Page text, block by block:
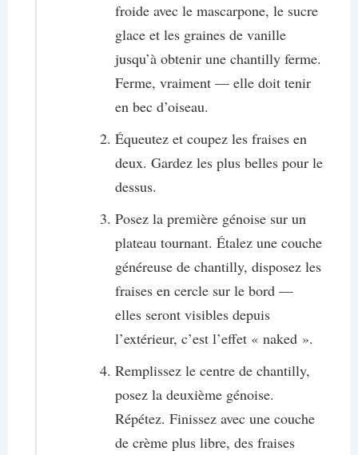
froide avec le mascarpone, le sucre
glace et les graines de vanille
jusqu’à obtenir une chantilly ferme.
Ferme, vraiment — elle doit tenir
en bec d’oiseau.
Équeutez et coupez les fraises en
deux. Gardez les plus belles pour le
dessus.
Posez la première génoise sur un
plateau tournant. Étalez une couche
généreuse de chantilly, disposez les
fraises en cercle sur le bord —
elles seront visibles depuis
l’extérieur, c’est l’effet « naked ».
Remplissez le centre de chantilly,
posez la deuxième génoise.
Répétez. Finissez avec une couche
de crème plus libre, des fraises